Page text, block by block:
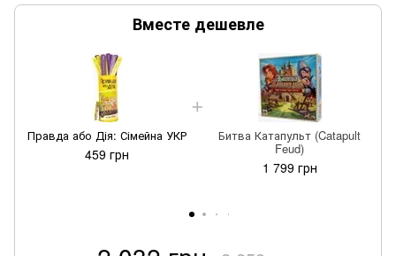
Вместе дешевле
Правда або Дія: Сімейна УКР
459 грн
Битва Катапульт (Catapult
Feud)
1 799 грн